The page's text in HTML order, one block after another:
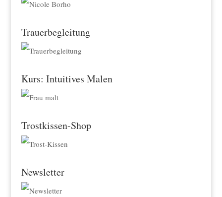
n
v
e
Trauerbegleitung
Kurs: Intuitives Malen
Trostkissen-Shop
Newsletter